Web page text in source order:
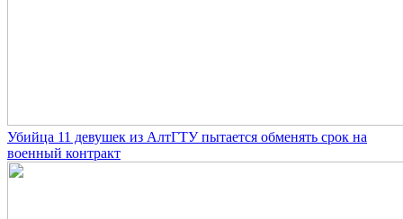
Убийца 11 девушек из АлтГТУ пытается обменять срок на
военный контракт